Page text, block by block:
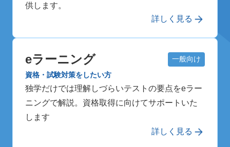
供します。
詳しく見る
eラーニング
一般向け
資格・試験対策をしたい方
独学だけでは理解しづらいテストの要点をeラー
ニングで解説。資格取得に向けてサポートいた
します
詳しく見る